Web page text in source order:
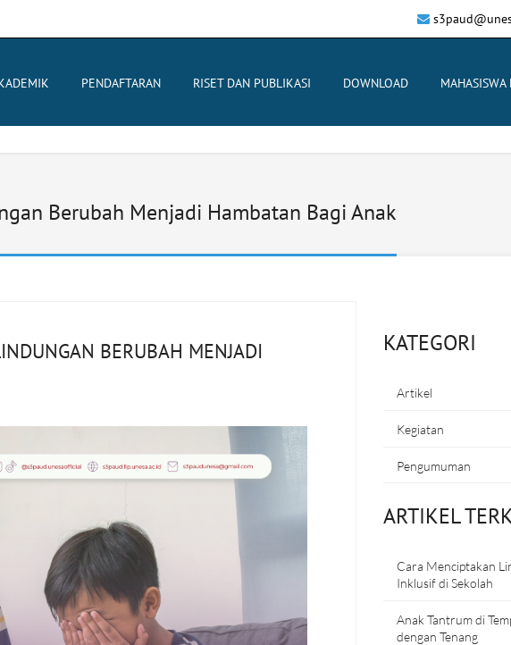
PENDAFTARAN RISET DAN PUBLIKASI DOWNLOAD
Berubah Menjadi Hambatan Bagi Anak
BERUBAH MENJADI
KATEGORI
Artikel
Kegiatan
Pengumuman
ARTIKEL
Cara Menciptakan
Inklusif di Sekolah
Anak Tantrum di
dengan Tenang